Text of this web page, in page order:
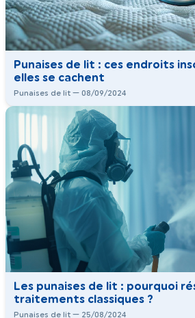
Punaises de lit : ces endroits
elles se cachent
Punaises de lit — 08/09/2024
Les punaises de lit : pourquoi
traitements classiques ?
Punaises de lit — 25/08/2024